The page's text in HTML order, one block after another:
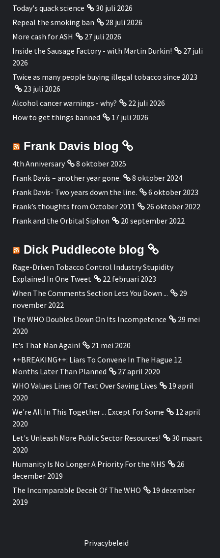
Today's quack science
30 juli 2026
Repeal the smoking ban
28 juli 2026
More cash for ASH
27 juli 2026
Inside the Sausage Factory - with Martin Durkin!
27 juli
2026
Twice as many people buying illegal tobacco since 2023
23 juli 2026
Alcohol cancer warnings - why?
22 juli 2026
How to get things banned
17 juli 2026
Frank Davis blog
4th Anniversary
8 oktober 2025
Frank Davis – another year gone.
8 oktober 2024
Frank Davis- Two years down the line.
6 oktober 2023
Frank’s thoughts from October 2011
26 oktober 2022
Frank and the Orbital Siphon
20 september 2022
Dick Puddlecote blog
Rage-Driven Tobacco Control Industry Stupidity
Explained In One Tweet
22 februari 2023
When The Comments Section Lets You Down ...
29
november 2022
The WHO Doubles Down On Its Incompetence
29 mei
2020
It's That Man Again!
21 mei 2020
++BREAKING++: Liars To Convene In The Hague 12
Months Later Than Planned
27 april 2020
WHO Values Lines Of Text Over Saving Lives
19 april
2020
We're All In This Together ... Except For Some
12 april
2020
Let's Unleash More Public Sector Resources!
30 maart
2020
Humanity Is No Longer A Priority For the NHS
26
december 2019
The Incomparable Deceit Of The WHO
19 december
2019
Privacybeleid